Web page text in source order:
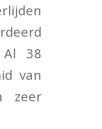
Al 38
van
zeer